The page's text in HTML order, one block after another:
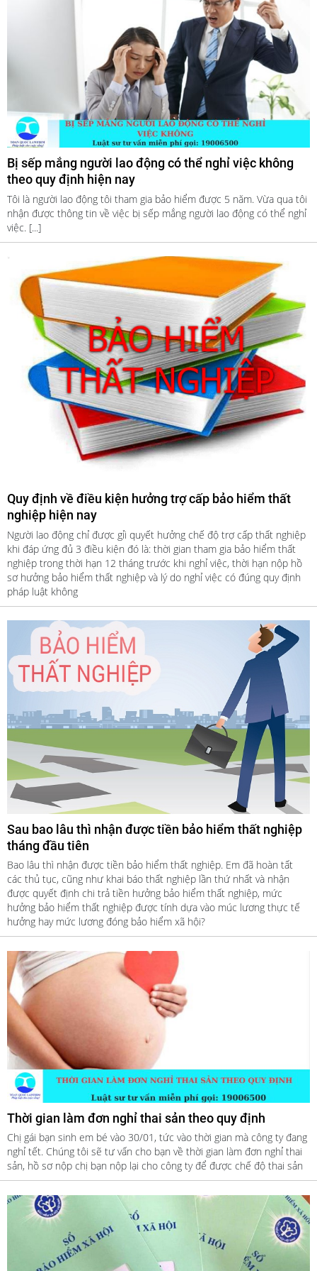
Bị sếp mắng người lao động có thể nghỉ việc không
theo quy định hiện nay
Tôi là người lao động tôi tham gia bảo hiểm được 5 năm. Vừa qua tôi
nhận được thông tin về việc bị sếp mắng người lao động có thể nghỉ
việc. [...]
Quy định về điều kiện hưởng trợ cấp bảo hiểm thất
nghiệp hiện nay
Người lao động chỉ được gỉi quyết hưởng chế độ trợ cấp thất nghiệp
khi đáp ứng đủ 3 điều kiện đó là: thời gian tham gia bảo hiểm thất
nghiệp trong thời hạn 12 tháng trước khi nghỉ việc, thời hạn nộp hồ
sơ hưởng bảo hiểm thất nghiệp và lý do nghỉ việc có đúng quy định
pháp luật không
Sau bao lâu thì nhận được tiền bảo hiểm thất nghiệp
tháng đầu tiên
Bao lâu thì nhận được tiền bảo hiểm thất nghiệp. Em đã hoàn tất
các thủ tục, cũng như khai báo thất nghiệp lần thứ nhất và nhận
được quyết định chi trả tiền hưởng bảo hiểm thất nghiệp, mức
hưởng bảo hiểm thất nghiệp được tính dựa vào múc lương thực tế
hưởng hay mức lương đóng bảo hiểm xã hội?
Thời gian làm đơn nghỉ thai sản theo quy định
Chị gái bạn sinh em bé vào 30/01, tức vào thời gian mà công ty đang
nghỉ tết. Chúng tôi sẽ tư vấn cho bạn về thời gian làm đơn nghỉ thai
sản, hồ sơ nộp chị bạn nộp lại cho công ty để được chế độ thai sản